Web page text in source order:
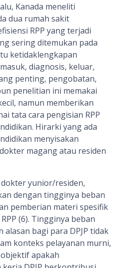
Kanada meneliti
dua rumah sakit
RPP yang terjadi
sering ditemukan pada
ketidaklengkapan
diagnosis, keluar,
penting, pengobatan,
penelitian ini memakai
namun memberikan
tata cara pengisian RPP
Hirarki yang ada
menyisakan
magang atau residen
yunior/residen,
dengan tingginya beban
pemberian materi spesifik
(6). Tingginya beban
alasan bagi para DPJP tidak
konteks pelayanan murni,
apakah